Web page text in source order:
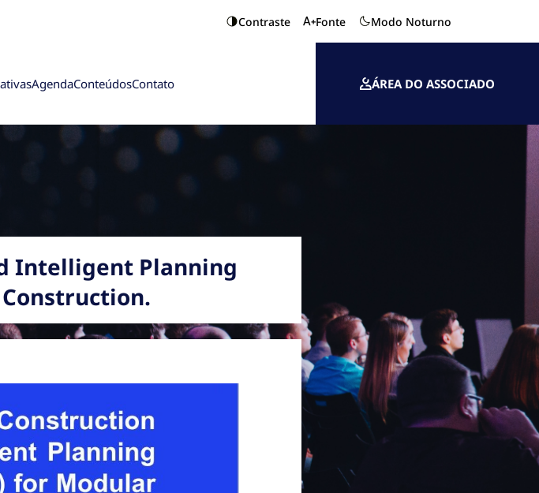
Contraste Fonte Modo Noturno
AgendaConteúdosContato ÁREA DO ASSOCIADO
Intelligent Planning